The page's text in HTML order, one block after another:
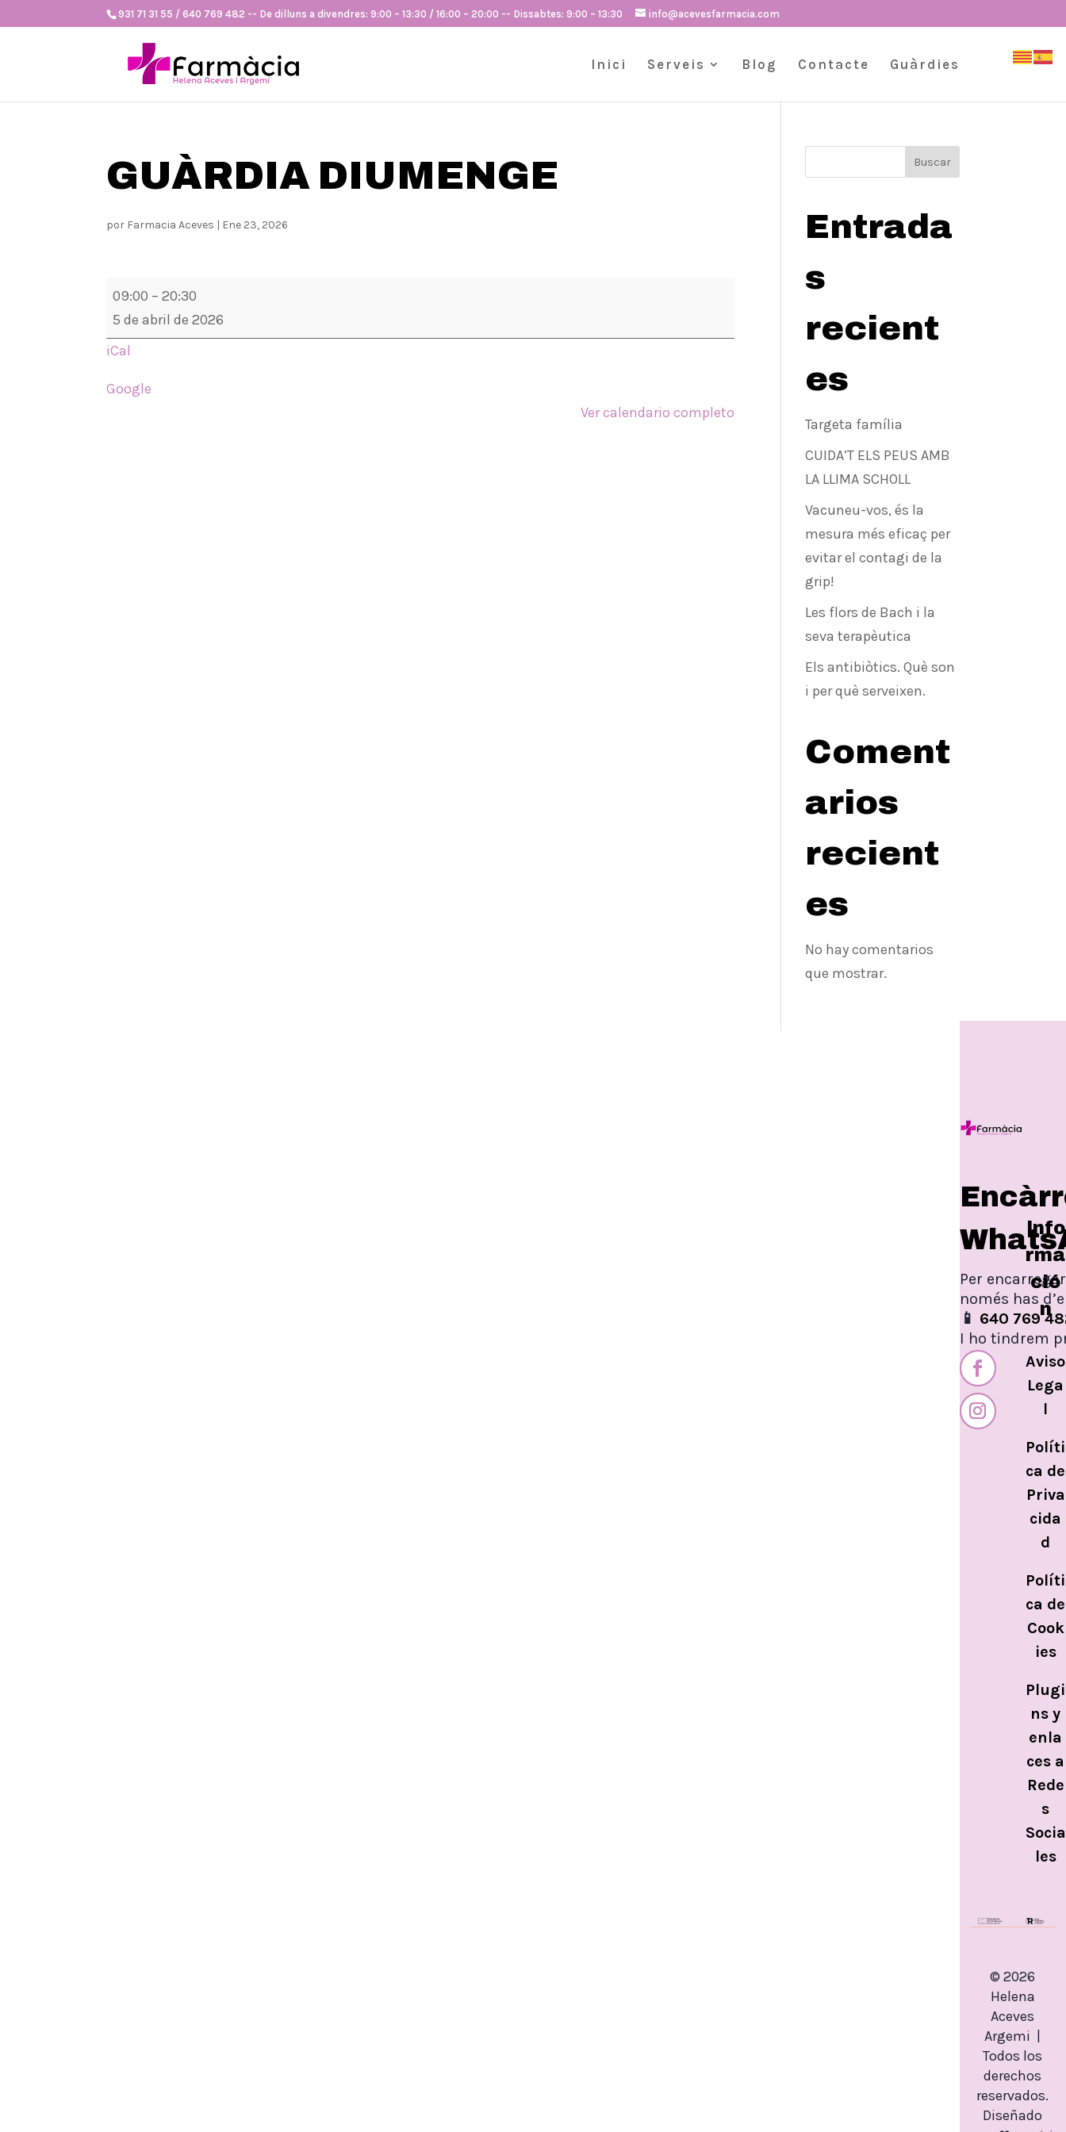
931 71 31 55 / 640 769 482 -- De dilluns a divendres: 9:00 – 13:30 / 16:00 – 20:00 -- Dissabtes: 9:00 – 13:30 info@acevesfarmacia.com
Inici Serveis Blog Contacte Guàrdies
GUÀRDIA DIUMENGE
por Farmacia Aceves | Ene 23, 2026
GUÀRDIA
DIUMENGE
09:00 –20:30
5 de abril de 2026
iCal
Google
Ver calendario completo
Buscar
Entrada
s
recient
es
Targeta família
CUIDA’T ELS PEUS AMB
LA LLIMA SCHOLL
Vacuneu-vos, és la
mesura més eficaç per
evitar el contagi de la
grip!
Les flors de Bach i la
seva terapèutica
Els antibiòtics. Què son
i per què serveixen.
Coment
arios
recient
es
No hay comentarios
que mostrar.
Per
només has
📱 640 769
I ho tindrem
Info
rma
ció
n
Aviso
Lega
l
Políti
ca de
Priva
cida
d
Políti
ca de
Cook
ies
Plugi
ns y
enla
ces a
Rede
s
Socia
les
© 2026
Helena
Aceves
Argemi |
Todos los
derechos
reservados.
Diseñado